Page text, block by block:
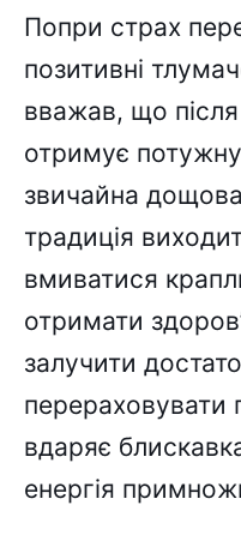
Попри страх
позитивні
вважав, що
отримує
звичайна
традиція
вмиватися
отримати
залучити
перераховувати
вдаряє
енергія